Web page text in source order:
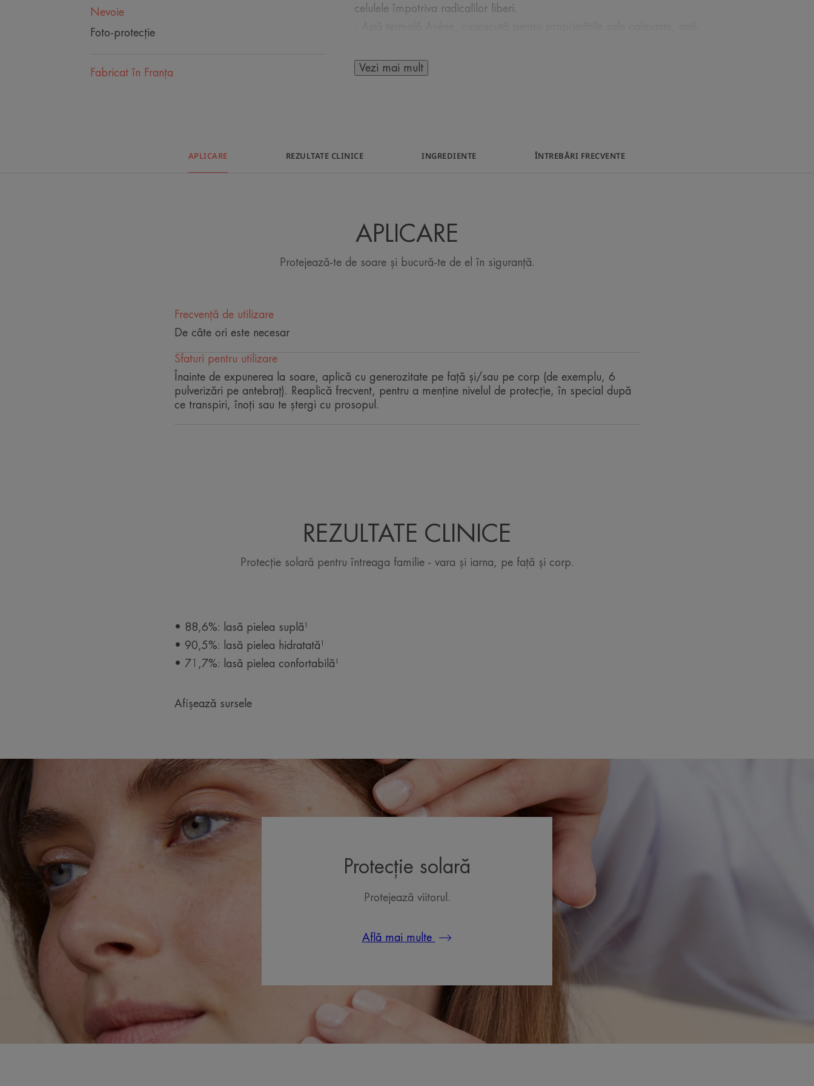
Nevoie
Foto-protecție
Fabricat în Franţa
celulele împotriva radicalilor liberi.
Sistemul său DESCHIDE/ÎNCHIDE îl face mai ușor, mai practic de utilizat și
Protecție solară ridicată pentru pielea
Vezi mai mult
APLICARE REZULTATE CLINICE INGREDIENTE ÎNTREBĂRI FRECVENTE
APLICARE
Protejează-te de soare și bucură-te de el în siguranță.
Frecvență de utilizare
De câte ori este necesar
Sfaturi pentru utilizare
Înainte de expunerea la soare, aplică cu generozitate pe față și/sau pe corp (de exemplu, 6
pulverizări pe antebraț). Reaplică frecvent, pentru a menține nivelul de protecție, în special după
ce transpiri, înoți sau te ștergi cu prosopul.
REZULTATE CLINICE
Protecție solară pentru întreaga familie - vara și iarna, pe față și corp.
• 88,6%: lasă pielea suplă¹
• 90,5%: lasă pielea hidratată¹
• 71,7%: lasă pielea confortabilă¹
Afișează sursele
Protecție solară
Protejează viitorul.
Află mai multe